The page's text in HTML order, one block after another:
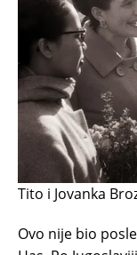
Tito i Jovanka
Ovo nije bio